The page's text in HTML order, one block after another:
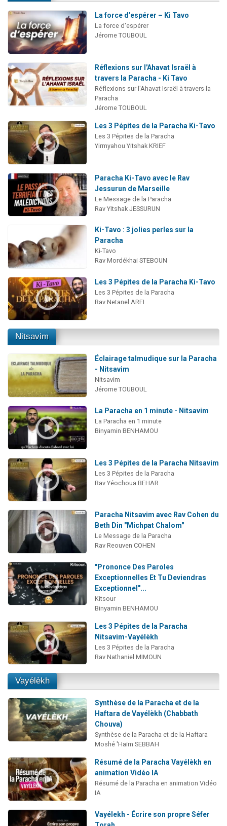
La force d’espérer – Ki Tavo
La force d'espérer
Jérome TOUBOUL
Réflexions sur l'Ahavat Israël à
travers la Paracha - Ki Tavo
Réflexions sur l'Ahavat Israël à travers la
Paracha
Jérome TOUBOUL
Les 3 Pépites de la Paracha Ki-Tavo
Les 3 Pépites de la Paracha
Yirmyahou Yitshak KRIEF
Paracha Ki-Tavo avec le Rav
Jessurun de Marseille
Le Message de la Paracha
Rav Yitshak JESSURUN
Ki-Tavo : 3 jolies perles sur la
Paracha
Ki-Tavo
Rav Mordékhai STEBOUN
Les 3 Pépites de la Paracha Ki-Tavo
Les 3 Pépites de la Paracha
Rav Netanel ARFI
Nitsavim
Éclairage talmudique sur la Paracha
- Nitsavim
Nitsavim
Jérome TOUBOUL
La Paracha en 1 minute - Nitsavim
La Paracha en 1 minute
Binyamin BENHAMOU
Les 3 Pépites de la Paracha Nitsavim
Les 3 Pépites de la Paracha
Rav Yéochoua BEHAR
Paracha Nitsavim avec Rav Cohen du
Beth Din "Michpat Chalom"
Le Message de la Paracha
Rav Reouven COHEN
"Prononce Des Paroles
Exceptionnelles Et Tu Deviendras
Exceptionnel"...
Kitsour
Binyamin BENHAMOU
Les 3 Pépites de la Paracha
Nitsavim-Vayélèkh
Les 3 Pépites de la Paracha
Rav Nathaniel MIMOUN
Vayélèkh
Synthèse de la Paracha et de la
Haftara de Vayélèkh (Chabbath
Chouva)
Synthèse de la Paracha et de la Haftara
Moshé 'Haïm SEBBAH
Résumé de la Paracha Vayélèkh en
animation Vidéo IA
Résumé de la Paracha en animation Vidéo
IA
Vayélekh - Écrire son propre Séfer